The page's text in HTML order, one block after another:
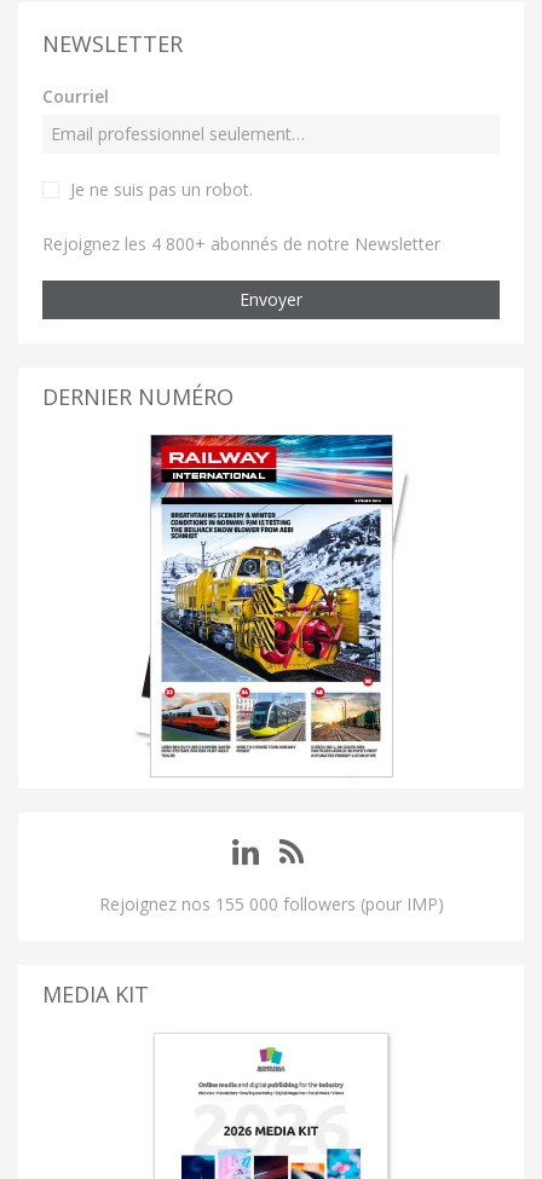
NEWSLETTER
Courriel
Je ne suis pas un robot.
Rejoignez les 4 800+ abonnés de notre Newsletter
Envoyer
DERNIER NUMÉRO
Rejoignez nos 155 000 followers (pour IMP)
MEDIA KIT